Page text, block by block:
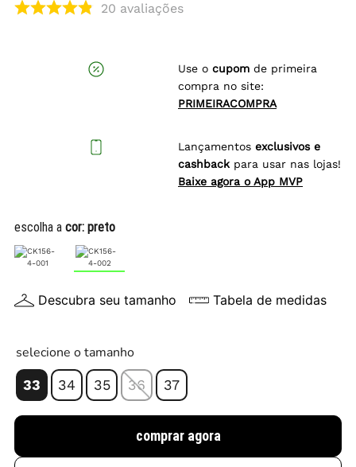
20 avaliações
Use o cupom de primeira
compra no site:
PRIMEIRACOMPRA
Lançamentos exclusivos e
cashback para usar nas lojas!
Baixe agora o App MVP
escolha a cor: preto
Descubra seu tamanho Tabela de medidas
selecione o tamanho
33 34 35 36 37
comprar agora